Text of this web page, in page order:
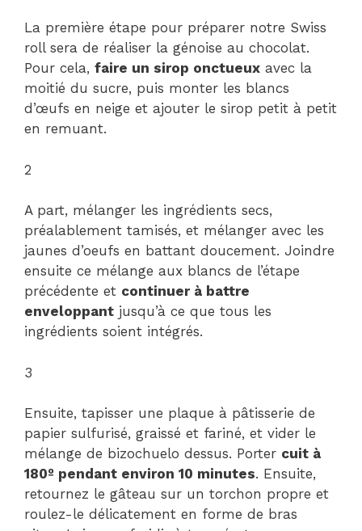
La première étape pour préparer notre Swiss
roll sera de réaliser la génoise au chocolat.
Pour cela, faire un sirop onctueux avec la
moitié du sucre, puis monter les blancs
d’œufs en neige et ajouter le sirop petit à petit
en remuant.
2
A part, mélanger les ingrédients secs,
préalablement tamisés, et mélanger avec les
jaunes d’oeufs en battant doucement. Joindre
ensuite ce mélange aux blancs de l’étape
précédente et continuer à battre
enveloppant jusqu’à ce que tous les
ingrédients soient intégrés.
3
Ensuite, tapisser une plaque à pâtisserie de
papier sulfurisé, graissé et fariné, et vider le
mélange de bizochuelo dessus. Porter cuit à
180º pendant environ 10 minutes. Ensuite,
retournez le gâteau sur un torchon propre et
roulez-le délicatement en forme de bras